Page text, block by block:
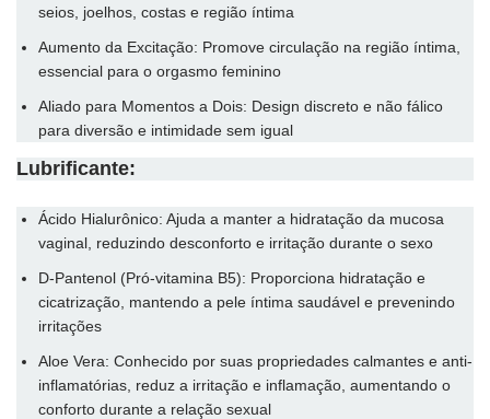
seios, joelhos, costas e região íntima
Aumento da Excitação: Promove circulação na região íntima,
essencial para o orgasmo feminino
Aliado para Momentos a Dois: Design discreto e não fálico
para diversão e intimidade sem igual
Lubrificante:
Ácido Hialurônico: Ajuda a manter a hidratação da mucosa
vaginal, reduzindo desconforto e irritação durante o sexo
D-Pantenol (Pró-vitamina B5): Proporciona hidratação e
cicatrização, mantendo a pele íntima saudável e prevenindo
irritações
Aloe Vera: Conhecido por suas propriedades calmantes e anti-
inflamatórias, reduz a irritação e inflamação, aumentando o
conforto durante a relação sexual